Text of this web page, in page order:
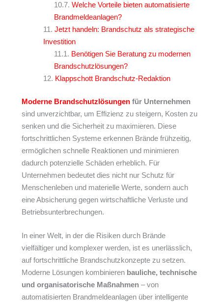
Welche Vorteile bieten automatisierte
Brandmeldeanlagen?
Jetzt handeln: Brandschutz als strategische
Investition
Benötigen Sie Beratung zu modernen
Brandschutzlösungen?
Klappschott Brandschutz-Redaktion
Moderne Brandschutzlösungen für Unternehmen
sind unverzichtbar, um Effizienz zu steigern, Kosten zu
senken und die Sicherheit zu maximieren. Diese
fortschrittlichen Systeme erkennen Brände frühzeitig,
ermöglichen schnelle Reaktionen und minimieren
dadurch potenzielle Schäden erheblich. Für
Unternehmen bedeutet dies nicht nur Schutz für
Menschenleben und materielle Werte, sondern auch
eine Absicherung gegen wirtschaftliche Verluste und
Betriebsunterbrechungen.
In einer Welt, in der die Risiken durch Brände
vielfältiger und komplexer werden, ist es unerlässlich,
auf fortschrittliche Brandschutzkonzepte zu setzen.
Moderne Lösungen kombinieren bauliche, technische
und organisatorische Maßnahmen – von
automatisierten Brandmeldeanlagen über intelligente